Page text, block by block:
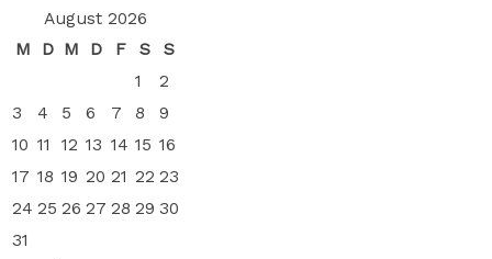
August 2026
M
D M D F S
S
1
2
3
4 5 6 7 8
9
10 11 12 13 14 15 16
17 18 19 20 21 22 23
24 25 26 27 28 29 30
31